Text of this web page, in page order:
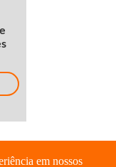
em nossos